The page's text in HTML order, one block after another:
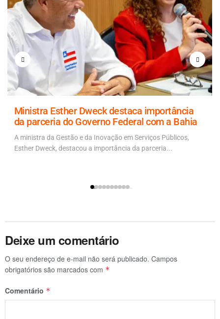
Ministra Esther Dweck destaca importância
da parceria do Governo Federal com a Bahia
A ministra da Gestão e da Inovação em Serviços Públicos,
Esther Dweck, destacou a importância da parceria...
Deixe um comentário
O seu endereço de e-mail não será publicado. Campos
obrigatórios são marcados com *
Comentário *